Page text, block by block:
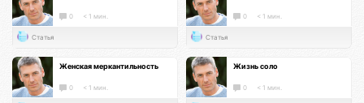
0 < 1 мин.
Статья
0 < 1 мин.
Статья
Женская меркантильность
0 < 1 мин.
Жизнь соло
0 < 1 мин.